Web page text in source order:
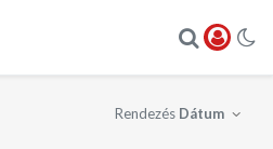
Rendezés Dátum